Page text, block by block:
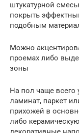
штукатурной
покрыть
подобным
Можно
проемах либо
зоны
На пол чаще всего
ламинат, паркет
прихожей в
либо